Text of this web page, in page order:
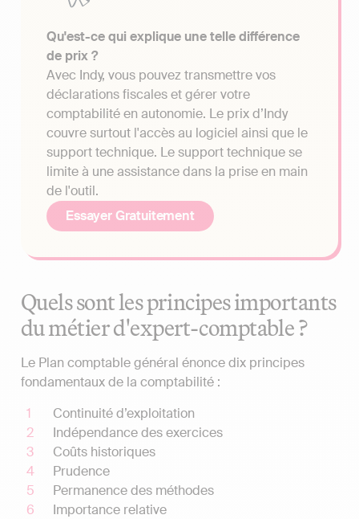
Qu'est-ce qui explique une telle différence
de prix ?
Avec Indy, vous pouvez transmettre vos
déclarations fiscales et gérer votre
comptabilité en autonomie. Le prix d’Indy
couvre surtout l'accès au logiciel ainsi que le
support technique. Le support technique se
limite à une assistance dans la prise en main
de l'outil.
Essayer Gratuitement
Quels sont les principes importants
du métier d'expert-comptable ?
Le Plan comptable général énonce dix principes
fondamentaux de la comptabilité :
Continuité d’exploitation
Indépendance des exercices
Coûts historiques
Prudence
Permanence des méthodes
Importance relative